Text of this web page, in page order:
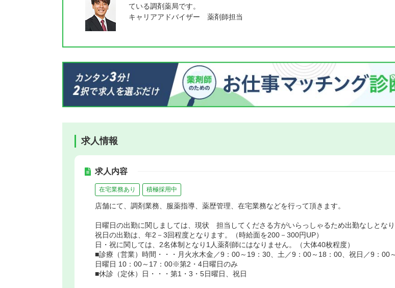
ている調剤薬局です。
キャリアアドバイザー 薬剤師担当
求人情報
求人内容
在宅業務あり 積極採用中
店舗にて、調剤業務、服薬指導、薬歴管理、在宅業務などを行って頂きます。
日曜日の出勤に関しましては、現状 担当してくださる方がいらっしゃるため出勤なしとなり
祝日の出勤は、年2－3回程度となります。（時給面を200－300円UP）
日・祝に関しては、2名体制となり1人薬剤師にはなりません。（大体40枚程度）
■診療（営業）時間・・・月火水木金／9：00～19：30、土／9：00～18：00、祝日／9：00
日曜日 10：00～17：00※第2・4日曜日のみ
■休診（定休）日・・・第1・3・5日曜日、祝日